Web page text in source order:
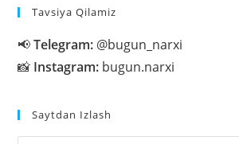
Tavsiya Qilamiz
📢Telegram: @bugun_narxi
📸 Instagram: bugun.narxi
Saytdan Izlash